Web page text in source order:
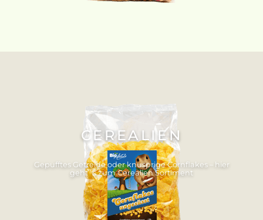
CEREALIEN
Gepufftes Getreide oder knusprige Cornflakes – hier
geht´s zum Cerealien Sortiment